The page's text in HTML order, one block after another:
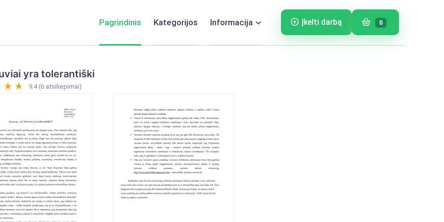
Pagrindinis Kategorijos Informacija Įkelti darbą 0
yra tolerantiški
9.4 (6 atsiliepimai)